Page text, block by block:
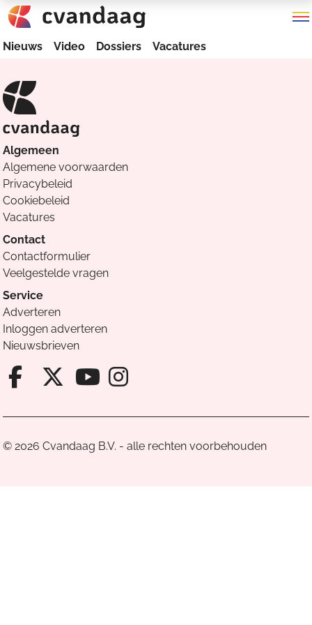
Nieuws Video Dossiers Vacatures
Algemeen
Algemene voorwaarden
Privacybeleid
Cookiebeleid
Vacatures
Contact
Contactformulier
Veelgestelde vragen
Service
Adverteren
Inloggen adverteren
Nieuwsbrieven
Facebook van Cvandaag
X van Cvandaag
Instagram van
© 2026 Cvandaag B.V. - alle rechten voorbehouden